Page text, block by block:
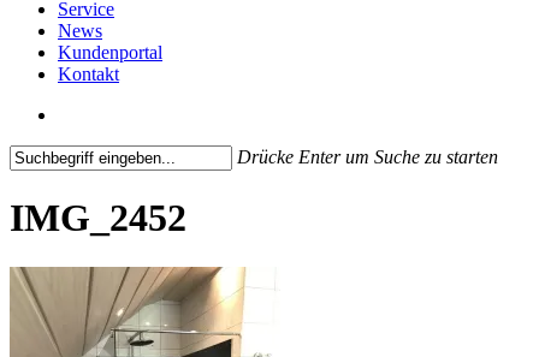
Service
News
Kundenportal
Kontakt
Drücke Enter um Suche zu starten
Search
IMG_2452